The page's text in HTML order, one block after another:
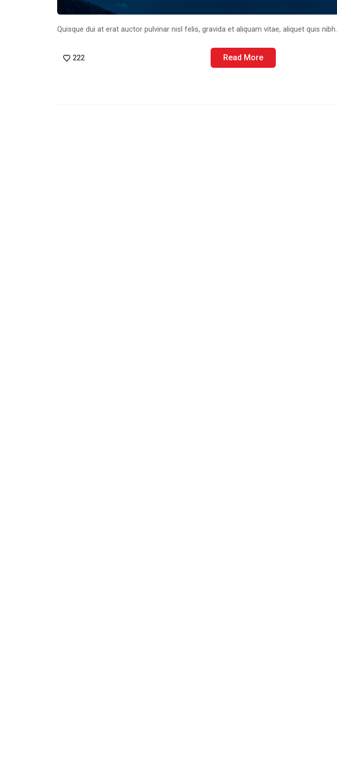
Quisque dui at erat auctor pulvinar nisl felis, gravida et aliquam vitae, aliquet quis nibh.
222 Read More